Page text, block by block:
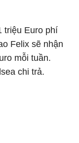
triệu Euro phí
Felix sẽ nhận
mỗi tuần.
chi trả.